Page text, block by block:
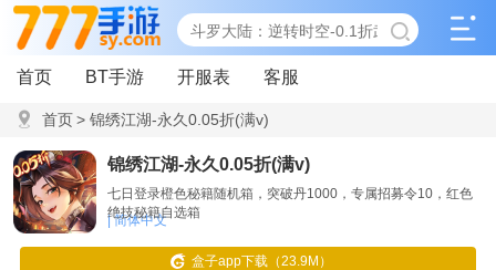
首页 BT手游 开服表 客服
首页> 锦绣江湖-永久0.05折(满v)
锦绣江湖-永久0.05折(满v)
七日登录橙色秘籍随机箱，突破丹1000，专属招募令10，红色
绝技秘籍自选箱
| 简体中文
盒子app下载（23.9M）